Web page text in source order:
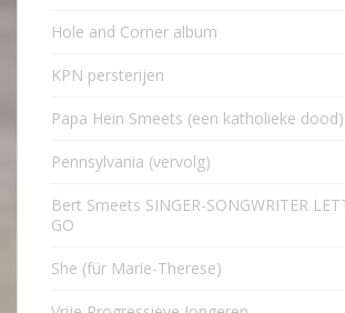
Hole and Corner album
KPN persterijen
Papa Hein Smeets (een katholieke dood)
Pennsylvania (vervolg)
Bert Smeets SINGER-SONGWRITER
GO
She (für Marie-Therese)